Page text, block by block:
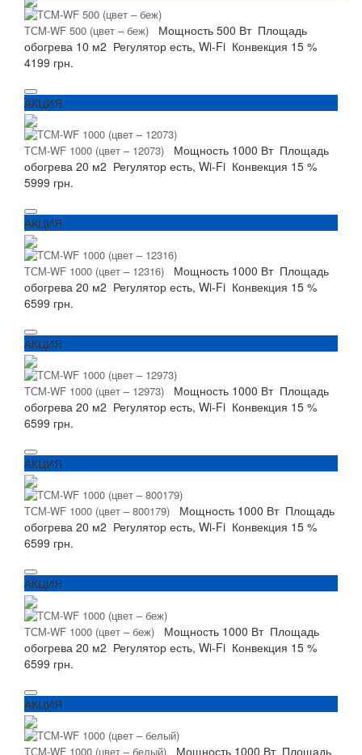
ТСM-WF 500 (цвет – беж) Мощность 500 Вт Площадь
обогрева 10 м2 Регулятор есть, Wi-Fi Конвекция 15 %
4199 грн.
АКЦИЯ
ТСМ-WF 1000 (цвет – 12073) Мощность 1000 Вт Площадь
обогрева 20 м2 Регулятор есть, Wi-Fi Конвекция 15 %
5999 грн.
АКЦИЯ
ТСМ-WF 1000 (цвет – 12316) Мощность 1000 Вт Площадь
обогрева 20 м2 Регулятор есть, Wi-Fi Конвекция 15 %
6599 грн.
АКЦИЯ
ТСМ-WF 1000 (цвет – 12973) Мощность 1000 Вт Площадь
обогрева 20 м2 Регулятор есть, Wi-Fi Конвекция 15 %
6599 грн.
АКЦИЯ
ТСМ-WF 1000 (цвет – 800179) Мощность 1000 Вт Площадь
обогрева 20 м2 Регулятор есть, Wi-Fi Конвекция 15 %
6599 грн.
АКЦИЯ
ТСМ-WF 1000 (цвет – беж) Мощность 1000 Вт Площадь
обогрева 20 м2 Регулятор есть, Wi-Fi Конвекция 15 %
6599 грн.
АКЦИЯ
ТСМ-WF 1000 (цвет – белый) Мощность 1000 Вт Площадь